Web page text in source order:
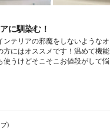
に馴染む！
ンテリアの邪魔をしないようなオ
方にはオススメです！温めて機能
使うけどそこそこお値段がして悩
)